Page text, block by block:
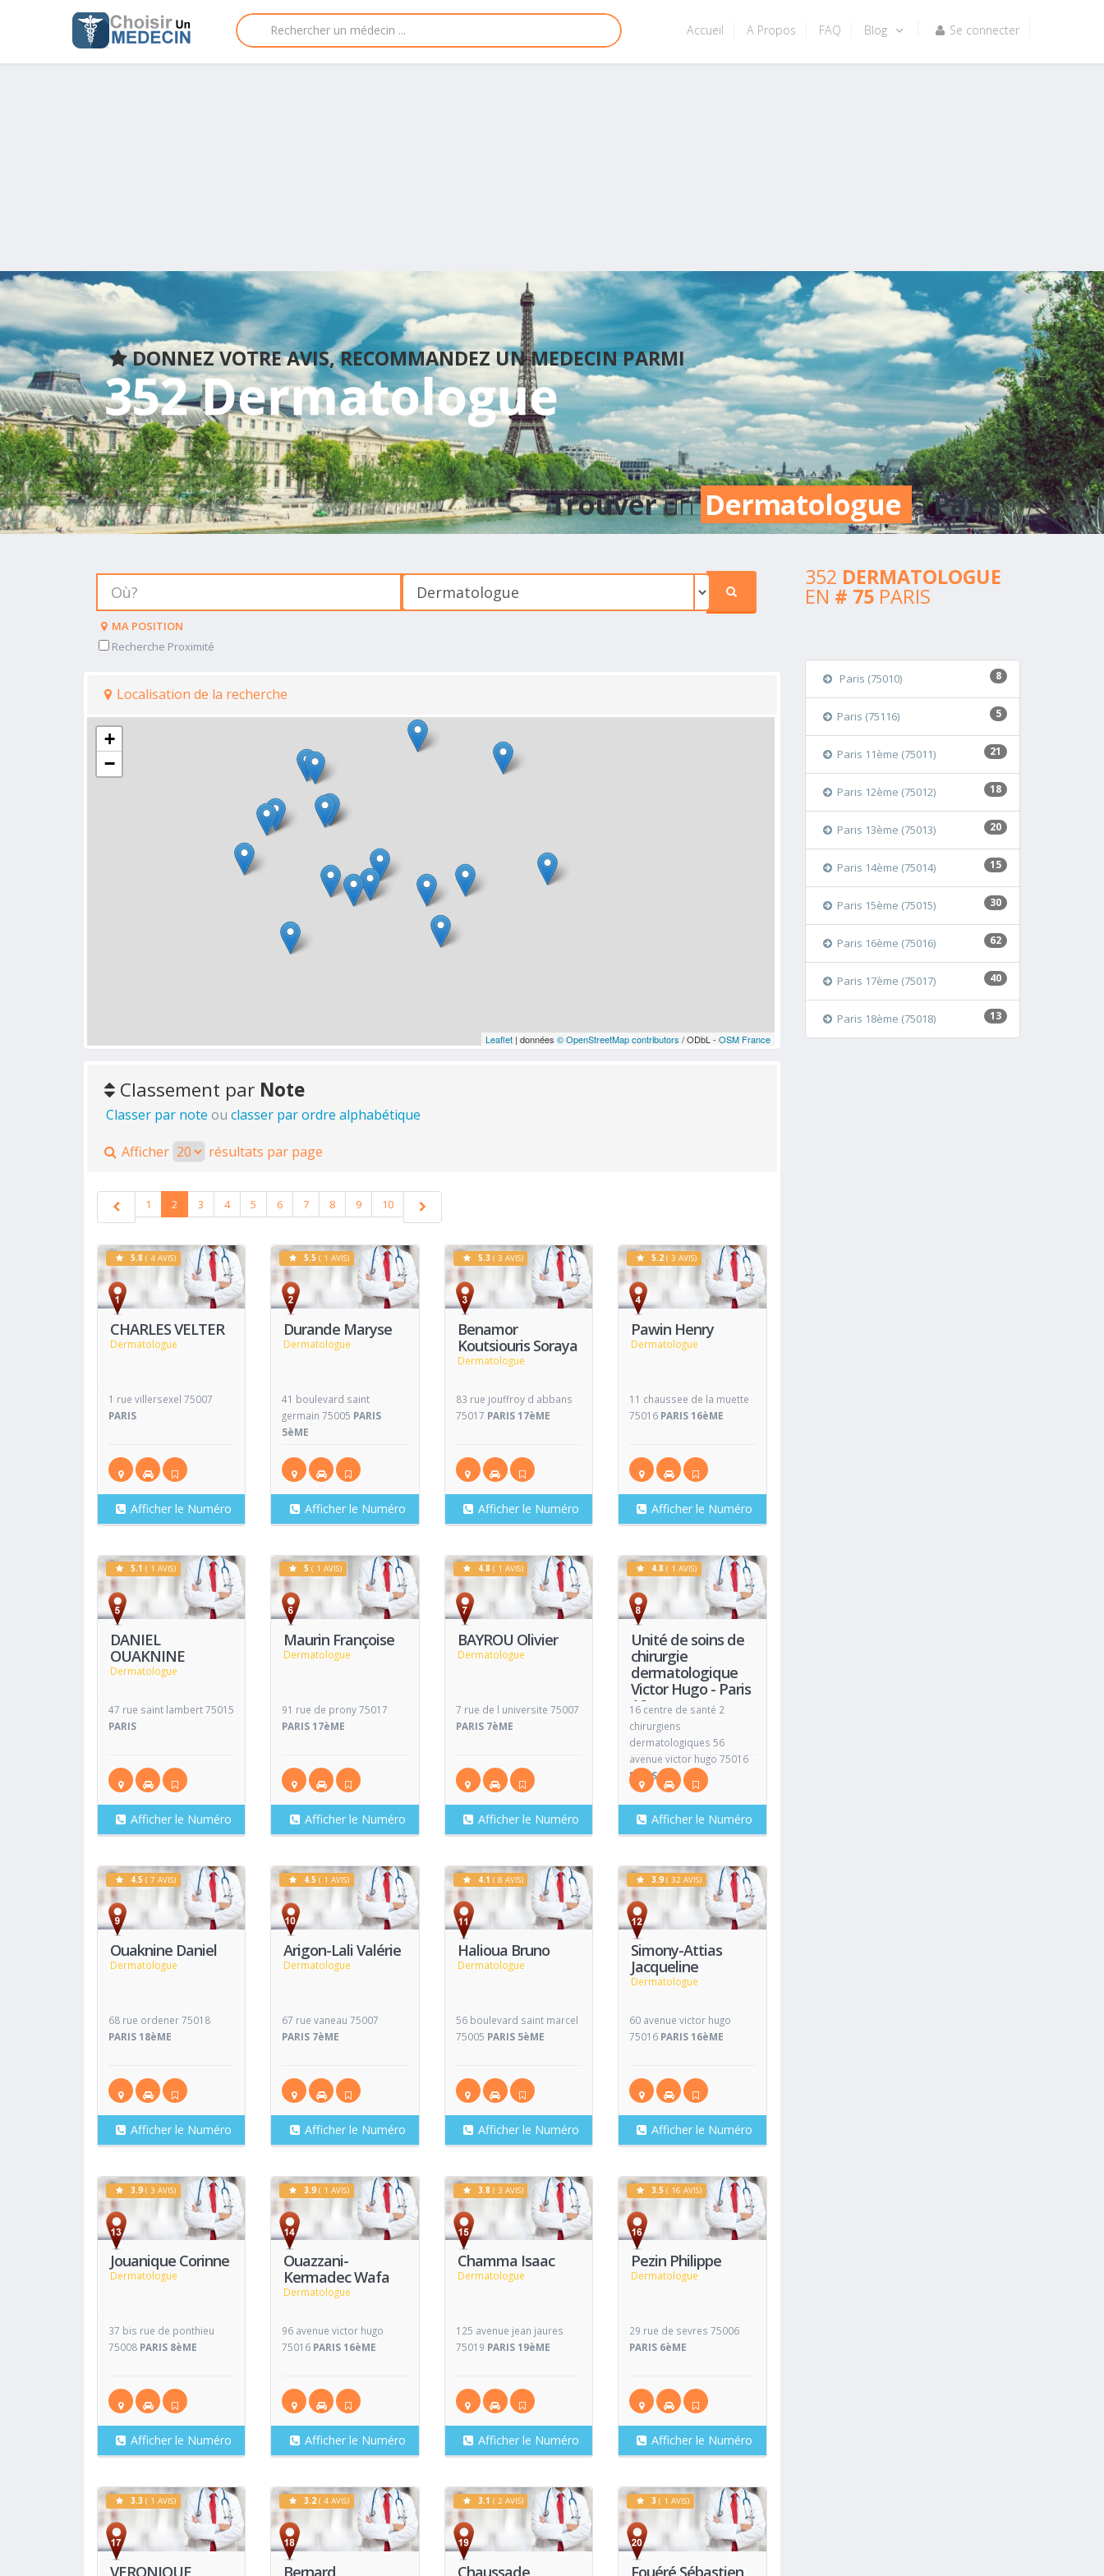
Accueil A Propos FAQ Blog Se connecter
352 Dermatologue
DONNEZ VOTRE AVIS, RECOMMANDEZ UN MEDECIN PARMI
TrouverunDermatologue aParis
MA POSITION
Recherche Proximité
Localisation de la recherche
+
−
Leaflet | données© OpenStreetMap contributors / ODbL -OSM France
Classement par Note
Classer par note ou classer par ordre alphabétique
Afficher résultats par page
1 2 3 4 5 6 7 8 9 10
CHARLES VELTER
Dermatologue
Voir
5.8 ( 4 AVIS)
1 rue villersexel 75007
PARIS
Afficher le Numéro
Durande Maryse
Dermatologue
Voir
Fiche
5.5( 1 AVIS)
41 boulevard saint
germain 75005 PARIS
5èME
Afficher le Numéro
Benamor
Koutsiouris Soraya
Dermatologue
Voir
Fiche
5.3 ( 3 AVIS)
83 rue jouffroy d abbans
75017 PARIS 17èME
Afficher le Numéro
Pawin Henry
Dermatologue
Voir
Fiche
5.2( 3 AVIS)
11 chaussee de la muette
75016 PARIS 16èME
Afficher le Numéro
DANIEL
OUAKNINE
Dermatologue
Voir
5.1 ( 1 AVIS)
47 rue saint lambert 75015
PARIS
Afficher le Numéro
Maurin Françoise
Dermatologue
Voir
Fiche
5( 1 AVIS)
91 rue de prony 75017
PARIS 17èME
Afficher le Numéro
BAYROU Olivier
Dermatologue
Voir
Fiche
4.8 ( 1 AVIS)
7 rue de l universite 75007
PARIS 7èME
Afficher le Numéro
Unité de soins de
chirurgie
dermatologique
Victor Hugo - Paris
16
Dermatologue
Voir
Fiche
4.8 ( 1 AVIS)
16 centre de santé 2
chirurgiens
dermatologiques 56
avenue victor hugo 75016
PARIS
Afficher le Numéro
Ouaknine Daniel
Dermatologue
Voir
4.5 ( 7 AVIS)
68 rue ordener 75018
PARIS 18èME
Afficher le Numéro
Arigon-Lali Valérie
Dermatologue
Voir
Fiche
4.5( 1 AVIS)
67 rue vaneau 75007
PARIS 7èME
Afficher le Numéro
Halioua Bruno
Dermatologue
Voir
Fiche
4.1 ( 8 AVIS)
56 boulevard saint marcel
75005 PARIS 5èME
Afficher le Numéro
Simony-Attias
Jacqueline
Dermatologue
Voir
Fiche
3.9 ( 32 AVIS)
60 avenue victor hugo
75016 PARIS 16èME
Afficher le Numéro
Jouanique Corinne
Dermatologue
Voir
3.9 ( 3 AVIS)
37 bis rue de ponthieu
75008 PARIS 8èME
Afficher le Numéro
Ouazzani-
Kermadec Wafa
Dermatologue
Voir
Fiche
3.9( 1 AVIS)
96 avenue victor hugo
75016 PARIS 16èME
Afficher le Numéro
Chamma Isaac
Dermatologue
Voir
Fiche
3.8 ( 3 AVIS)
125 avenue jean jaures
75019 PARIS 19èME
Afficher le Numéro
Pezin Philippe
Dermatologue
Voir
Fiche
3.5 ( 16 AVIS)
29 rue de sevres 75006
PARIS 6èME
Afficher le Numéro
VERONIQUE
Voir
3.3 ( 1 AVIS)
Bernard
Voir
Fiche
3.2( 4 AVIS)
Chaussade
Voir
Fiche
3.1 ( 2 AVIS)
Fouéré Sébastien
Voir
Fiche
3 ( 1 AVIS)
352 DERMATOLOGUE
EN # 75 PARIS
8
Paris (75010)
5
Paris (75116)
21
Paris 11ème (75011)
18
Paris 12ème (75012)
20
Paris 13ème (75013)
15
Paris 14ème (75014)
30
Paris 15ème (75015)
62
Paris 16ème (75016)
40
Paris 17ème (75017)
13
Paris 18ème (75018)